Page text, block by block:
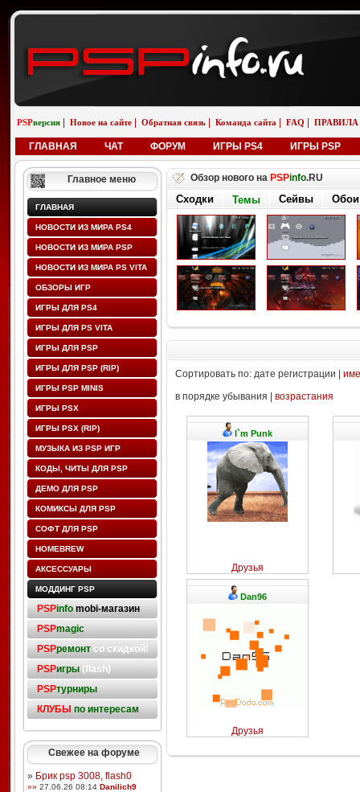
PSPверсия Новое на сайте Обратная связь Команда сайта FAQ ПРАВИЛА
ГЛАВНАЯ ЧАТ ФОРУМ ИГРЫ PS4 ИГРЫ PSP
Главное меню
ГЛАВНАЯ
НОВОСТИ ИЗ МИРА PS4
НОВОСТИ ИЗ МИРА PSP
НОВОСТИ ИЗ МИРА PS VITA
ОБЗОРЫ ИГР
ИГРЫ ДЛЯ PS4
ИГРЫ ДЛЯ PS VITA
ИГРЫ ДЛЯ PSP
ИГРЫ ДЛЯ PSP (RIP)
ИГРЫ PSP MINIS
ИГРЫ PSX
ИГРЫ PSX (RIP)
МУЗЫКА ИЗ PSP ИГР
КОДЫ, ЧИТЫ ДЛЯ PSP
ДЕМО ДЛЯ PSP
КОМИКСЫ ДЛЯ PSP
СОФТ ДЛЯ PSP
HOMEBREW
АКСЕССУАРЫ
МОДДИНГ PSP
PSPinfo mobi-магазин
PSPmagic
PSPремонтсо скидкой!
PSPигры(flash)
PSPтурниры
КЛУБЫ по интересам
Свежее на форуме
» Брик psp 3008, flash0
»» 27.06.26 08:14 Danilich9
Обзор нового на PSPinfo.RU
Сходки Темы Сейвы Обои
Сортировать по: дате регистрации |
в порядке убывания | возрастания
I`m Punk
Друзья
Dan96
Друзья